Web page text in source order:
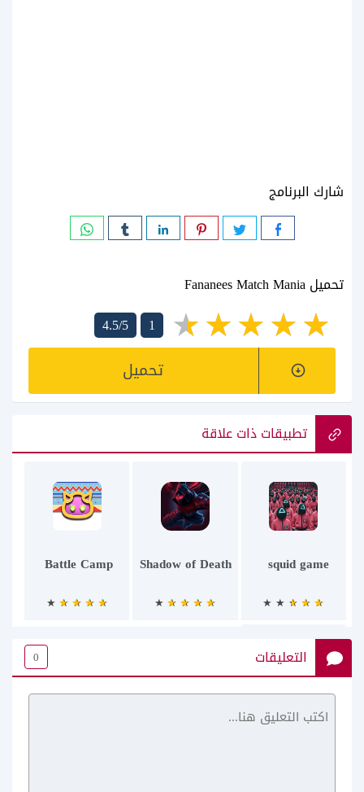
شارك البرنامج
تحميل Fananees Match Mania
4.5/5
1
تحميل
تطبيقات ذات علاقة
squid game
Shadow of Death
Battle Camp
LEGO DUPLO
التعليقات 0